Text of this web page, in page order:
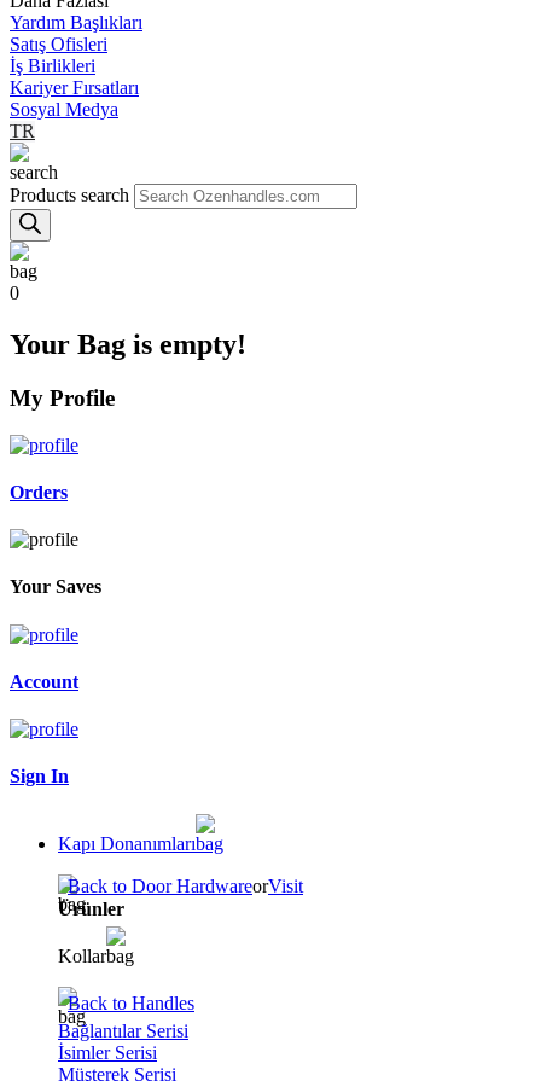
Yardım Başlıkları
Satış Ofisleri
İş Birlikleri
Kariyer Fırsatları
Sosyal Medya
TR
Products search
0
Your Bag is empty!
My Profile
Orders
Your Saves
Account
Sign In
Kapı Donanımları
Back to Door HardwareorVisit
Ürünler
Kollar
Back to Handles
Bağlantılar Serisi
İsimler Serisi
Müşterek Serisi